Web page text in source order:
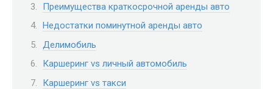
Преимущества краткосрочной аренды авто
Недостатки поминутной аренды авто
Делимобиль
Каршеринг vs личный автомобиль
Каршеринг vs такси